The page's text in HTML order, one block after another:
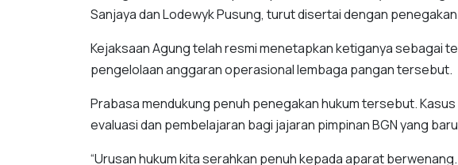
Sanjaya dan Lodewyk Pusung, turut disertai dengan
Kejaksaan Agung telah resmi menetapkan ketiganya sebagai
pengelolaan anggaran operasional lembaga pangan tersebut.
Prabasa mendukung penuh penegakan hukum tersebut.
evaluasi dan pembelajaran bagi jajaran pimpinan BGN yang
“Urusan hukum kita serahkan penuh kepada aparat